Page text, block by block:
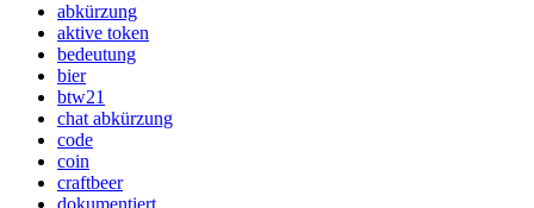
abkürzung
aktive token
bedeutung
bier
btw21
chat abkürzung
code
coin
craftbeer